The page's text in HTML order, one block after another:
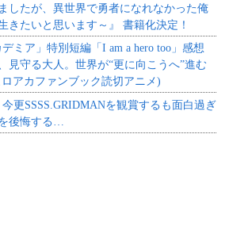
したが、異世界で勇者になれなかった俺
きたいと思います～』 書籍化決定！
ミア」特別短編「I am a hero too」感想
見守る大人。世界が“更に向こうへ”進む
アカファンブック読切アニメ)
更SSSS.GRIDMANを観賞するも面白過ぎ
後悔する…